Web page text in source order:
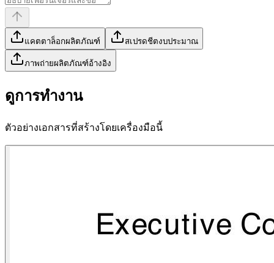
แคตตาล็อกผลิตภัณฑ์ สเปรดชีตงบประมาณ
ภาพถ่ายผลิตภัณฑ์อ้างอิง
ดูการทำงาน
ตัวอย่างเอกสารที่สร้างโดยเครื่องมือนี้